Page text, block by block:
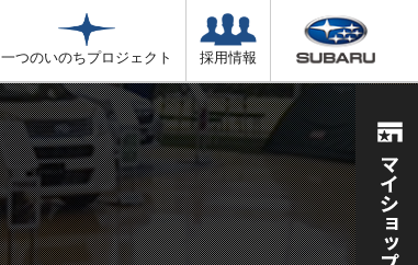
一つのいのちプロジェクト 採用情報